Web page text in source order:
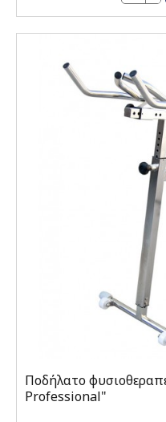
Ποδήλατο
Professional"